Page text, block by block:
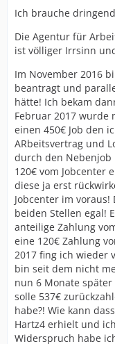
Ich brauche
Die Agentur für
ist völliger Irrsinn
Im November 2016
beantragt und
hätte! Ich bekam
Februar 2017 wurde
einen 450€ Job den
ARbeitsvertrag und
durch den Nebenjob
120€ vom Jobcenter
diese ja erst
Jobcenter im
beiden Stellen egal!
anteilige Zahlung
eine 120€ Zahlung
2017 fing ich wieder
bin seit dem nicht
nun 6 Monate
solle 537€
habe?! Wie kann
Hartz4 erhielt und
Widerspruch habe